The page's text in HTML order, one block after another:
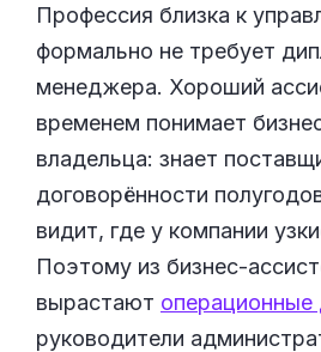
Профессия близка к
формально не требует
менеджера. Хороший
временем понимает
владельца: знает
договорённости
видит, где у компании
Поэтому из бизнес-
вырастают операционные
руководители